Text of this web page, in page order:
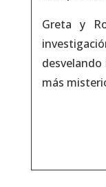
Greta y
más